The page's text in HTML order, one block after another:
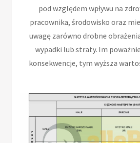
pod względem wpływu na
pracownika, środowisko oraz
uwagę zarówno drobne
wypadki lub straty. Im
konsekwencje, tym wyższa